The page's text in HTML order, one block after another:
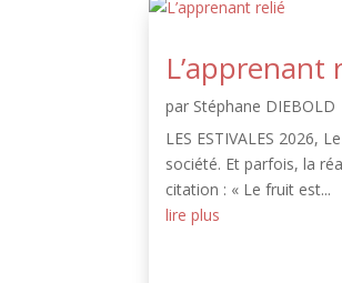
L’apprenant
par Stéphane DIEBOLD
LES ESTIVALES 2026,
société. Et parfois, la
citation : « Le fruit est...
lire plus